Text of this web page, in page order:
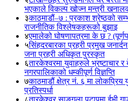
भएकाले विकल्प खोज्न मन्त्री
३काठमाडौं–७ : प्रकाश श्रेष्ठको
राजनीतिक विश्लेषकहरूको बुझाइ
४एमालेको घोषणापत्रमा के छ ?
५सिंहदरबारका प्रहरी प्रमुख
जना प्रहरी अधिकृत पुरस्कृत
६तारकेश्वरमा युवाहरुले भ्रष्टाचार र
नगरपालिकाको धम्कीपूर्ण विज्ञप्ति
७काठमाडौं क्षेत्र नं. ६ मा लोकप्रिय
प्रतिस्पर्धा
८तारकेश्वर साङ्गला पटापुमा ईभी